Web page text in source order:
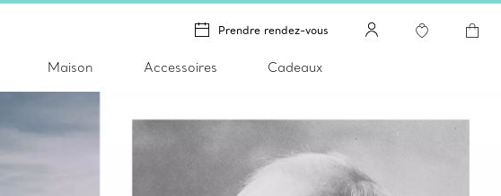
Prendre rendez-vous
Maison Accessoires Cadeaux